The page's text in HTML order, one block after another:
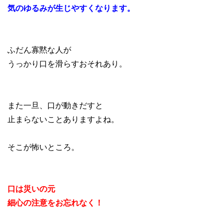
気のゆるみが生じやすくなります。
ふだん寡黙な人が
うっかり口を滑らすおそれあり。
また一旦、口が動きだすと
止まらないことありますよね。
そこが怖いところ。
口は災いの元
細心の注意をお忘れなく！